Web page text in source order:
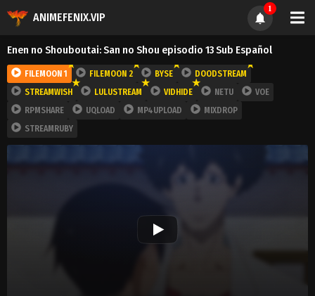
ANIMEFENIX.VIP
1
Enen no Shouboutai: San no Shou episodio 13 Sub Español
FILEMOON 1 FILEMOON 2 BYSE
DOODSTREAM
STREAMWISH
LULUSTREAM VIDHIDE NETU
VOE
RPMSHARE
UQLOAD MP4UPLOAD
MIXDROP
STREAMRUBY